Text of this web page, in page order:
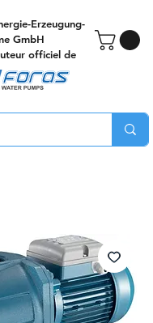
Erzeugung-
GmbH
officiel de